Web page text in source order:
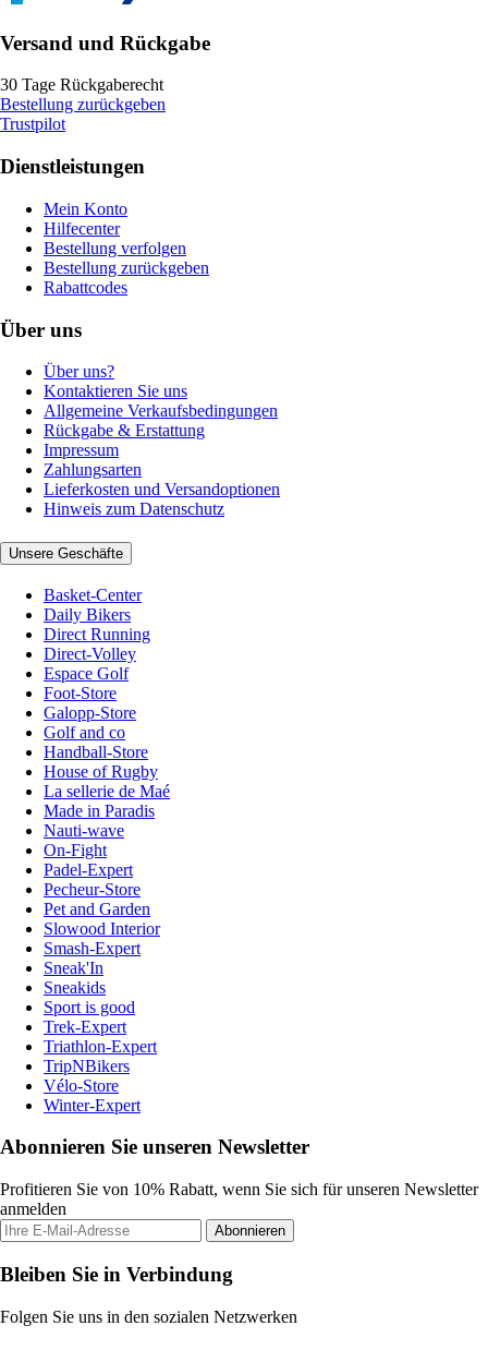
Versand und Rückgabe
30 Tage Rückgaberecht
Bestellung zurückgeben
Trustpilot
Dienstleistungen
Mein Konto
Hilfecenter
Bestellung verfolgen
Bestellung zurückgeben
Rabattcodes
Über uns
Über uns?
Kontaktieren Sie uns
Allgemeine Verkaufsbedingungen
Rückgabe & Erstattung
Impressum
Zahlungsarten
Lieferkosten und Versandoptionen
Hinweis zum Datenschutz
Unsere Geschäfte
Basket-Center
Daily Bikers
Direct Running
Direct-Volley
Espace Golf
Foot-Store
Galopp-Store
Golf and co
Handball-Store
House of Rugby
La sellerie de Maé
Made in Paradis
Nauti-wave
On-Fight
Padel-Expert
Pecheur-Store
Pet and Garden
Slowood Interior
Smash-Expert
Sneak'In
Sneakids
Sport is good
Trek-Expert
Triathlon-Expert
TripNBikers
Vélo-Store
Winter-Expert
Abonnieren Sie unseren Newsletter
Profitieren Sie von 10% Rabatt, wenn Sie sich für unseren Newsletter
anmelden
Abonnieren
Bleiben Sie in Verbindung
Folgen Sie uns in den sozialen Netzwerken